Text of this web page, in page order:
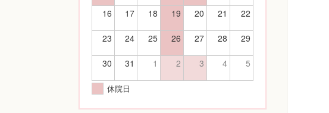
16 17 18 19 20 21 22
23 24 25 26 27 28 29
30 31 1 2 3 4 5
休院日